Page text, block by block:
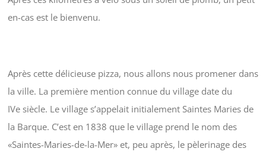
en-cas est le bienvenu.
Après cette délicieuse pizza, nous allons nous promener dans
la ville. La première mention connue du village date du
IVe siècle. Le village s’appelait initialement Saintes Maries de
la Barque. C’est en 1838 que le village prend le nom des
«Saintes-Maries-de-la-Mer» et, peu après, le pèlerinage des